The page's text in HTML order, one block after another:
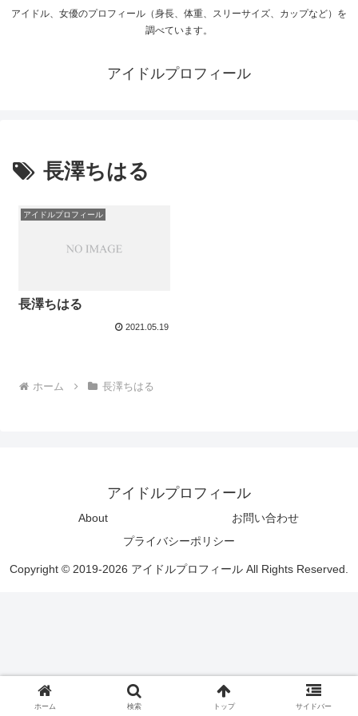
アイドル、女優のプロフィール（身長、体重、スリーサイズ、カップなど）を
調べています。
アイドルプロフィール
長澤ちはる
アイドルプロフィール
長澤ちはる
2021.05.19
ホーム 長澤ちはる
アイドルプロフィール
About
お問い合わせ
プライバシーポリシー
Copyright © 2019-2026 アイドルプロフィール All Rights Reserved.
ホーム 検索 トップ サイドバー